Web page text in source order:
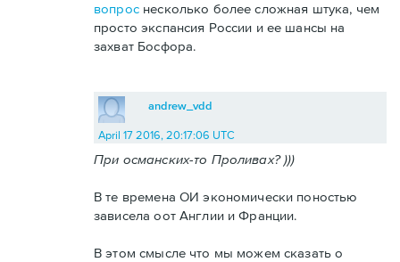
вопроснесколько более сложная штука, чем
просто экспансия России и ее шансы на
захват Босфора.
andrew_vdd
April 17 2016, 20:17:06 UTC
При османских-то Проливах? )))
В те времена ОИ экономически поностью
зависела оот Англии и Франции.
В этом смысле что мы можем сказать о